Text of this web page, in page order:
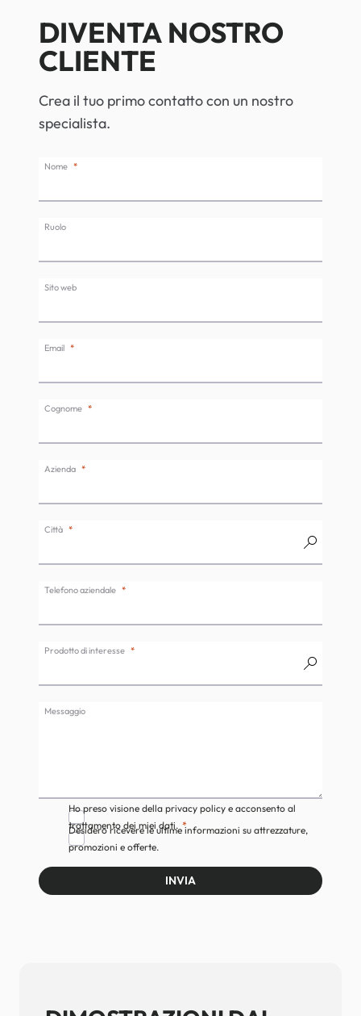
DIVENTA NOSTRO
CLIENTE
Crea il tuo primo contatto con un nostro
specialista.
Nome
Ruolo
Sito web
Email
Cognome
Azienda
Città
Telefono aziendale
Prodotto di interesse
Messaggio
Ho preso visione della privacy policy e acconsento al
trattamento dei miei dati.
Desidero ricevere le ultime informazioni su attrezzature,
promozioni e offerte.
INVIA